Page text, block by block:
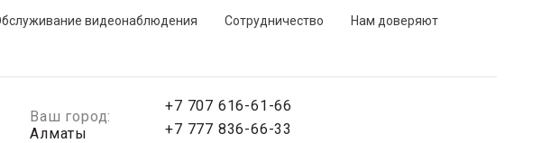
видеонаблюдения Сотрудничество Нам доверяют
Ваш город:
Алматы
+7 707 616-61-66
+7 777 836-66-33